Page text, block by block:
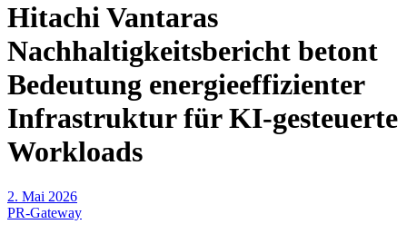
Hitachi Vantaras
Nachhaltigkeitsbericht betont
Bedeutung energieeffizienter
Infrastruktur für KI-gesteuerte
Workloads
2. Mai 2026
PR-Gateway